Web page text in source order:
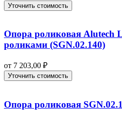
Уточнить стоимость
Опора роликовая Alutech
роликами (SGN.02.140)
от 7 203,00 ₽
Уточнить стоимость
Опора роликовая